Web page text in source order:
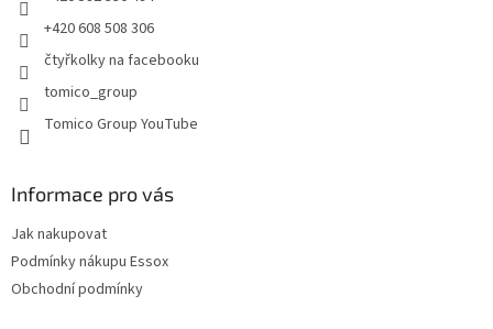
+420 608 508 306
čtyřkolky na facebooku
tomico_group
Tomico Group YouTube
Informace pro vás
Jak nakupovat
Podmínky nákupu Essox
Obchodní podmínky